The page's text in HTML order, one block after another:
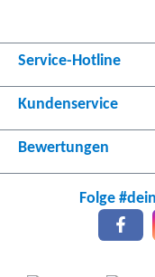
Service-Hotline
Kundenservice
Bewertungen
Folge